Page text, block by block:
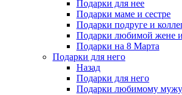
Подарки для нее
Подарки маме и сестре
Подарки подруге и
Подарки любимой жене
Подарки на 8 Марта
Подарки для него
Назад
Подарки для него
Подарки любимому